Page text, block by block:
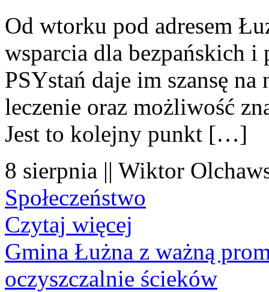
Od wtorku pod adresem
wsparcia dla bezpańskich
PSYstań daje im szansę
leczenie oraz możliwość
Jest to kolejny punkt […]
8 sierpnia || Wiktor
Społeczeństwo
Czytaj więcej
Gmina Łużna z ważną
oczyszczalnie ścieków